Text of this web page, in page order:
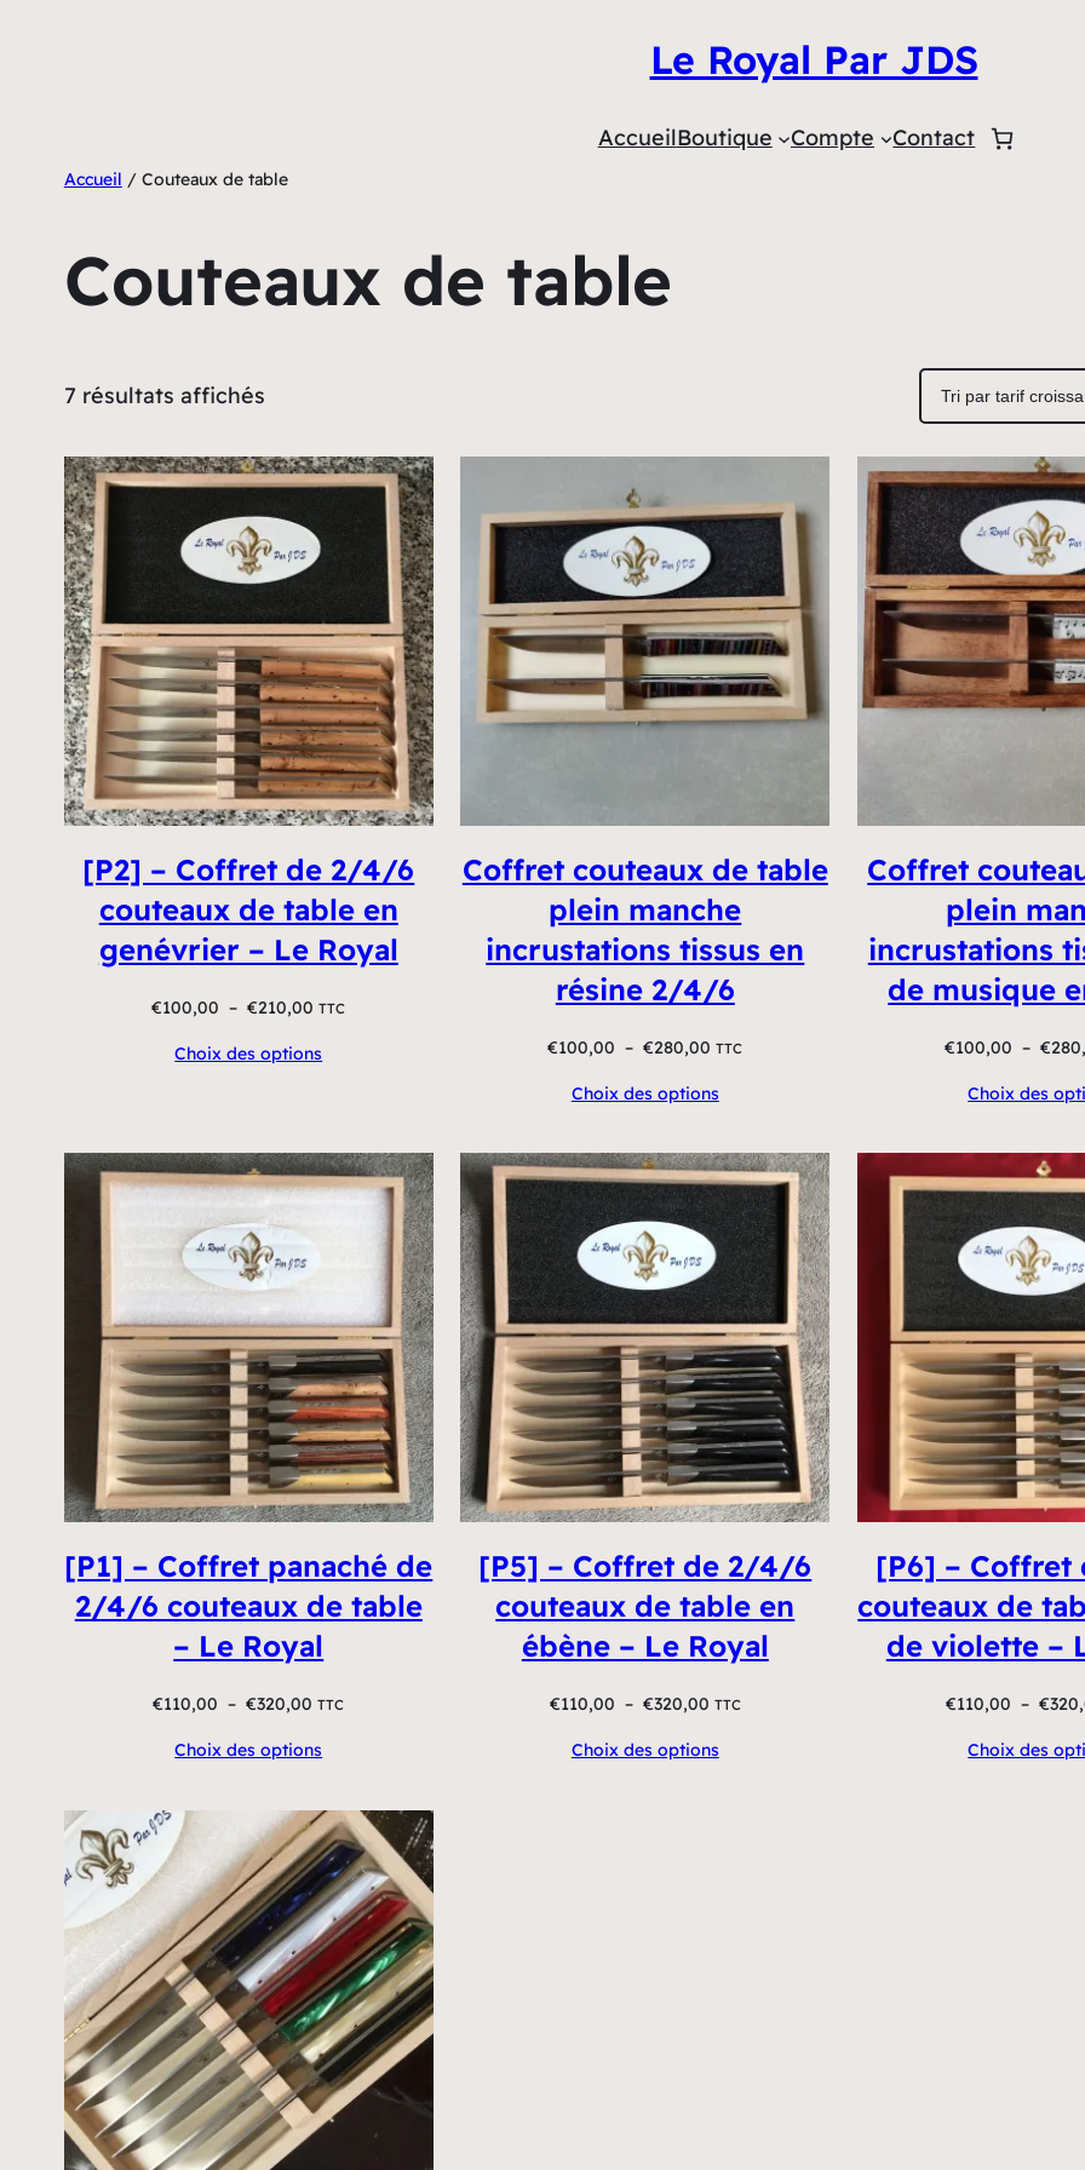
Le Royal Par JDS
AccueilBoutique Compte Contact
Accueil / Couteaux de table
Couteaux de table
7 résultats affichésTrié
prix
[P2] – Coffret de 2/4/6
couteaux de table en
genévrier – Le Royal
€100,00 – €210,00 Plage
prix :
TTC
Choix des options
Coffret couteaux de table
plein manche
incrustations tissus en
résine 2/4/6
€100,00 – €280,00 Plage
prix :
à
€280,00
TTC
Choix des options
Coffret
plein
incrustations
de musique
€100,00 – €
Choix des
[P1] – Coffret panaché de
2/4/6 couteaux de table
– Le Royal
€110,00 – €320,00 Plage
prix :
à
€320,00
TTC
Choix des options
[P5] – Coffret de 2/4/6
couteaux de table en
ébène – Le Royal
€110,00 – €320,00Plage
prix :
TTC
Choix des options
[P6] –
couteaux de
de violette –
€110,00 – €
Choix des